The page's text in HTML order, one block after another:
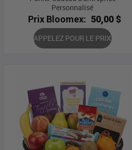
Personnalisé
Prix Bloomex: 50,00 $
APPELEZ POUR LE PRIX